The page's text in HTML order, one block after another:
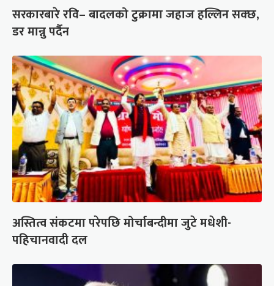
सरकारबारे रवि– बादलको टुक्रामा जहाज हल्लिन सक्छ,
डर मान्नु पर्दैन
अस्तित्व संकटमा परेपछि मोर्चाबन्दीमा जुटे मधेशी-
पहिचानवादी दल